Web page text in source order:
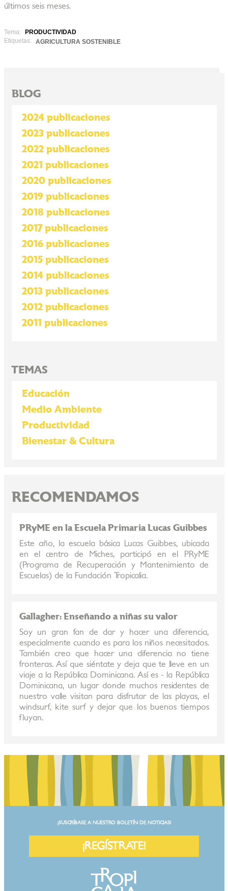
últimos seis meses.
Tema:
PRODUCTIVIDAD
Etiquetas:
AGRICULTURA SOSTENIBLE
BLOG
2024 publicaciones
2023 publicaciones
2022 publicaciones
2021 publicaciones
2020 publicaciones
2019 publicaciones
2018 publicaciones
2017 publicaciones
2016 publicaciones
2015 publicaciones
2014 publicaciones
2013 publicaciones
2012 publicaciones
2011 publicaciones
TEMAS
Educación
Medio Ambiente
Productividad
Bienestar & Cultura
RECOMENDAMOS
PRyME en la Escuela Primaria Lucas Guibbes
Este año, la escuela básica Lucas Guibbes, ubicada
en el centro de Miches, participó en el PRyME
(Programa de Recuperación y Mantenimiento de
Escuelas) de la Fundación Tropicalia.
Gallagher: Enseñando a niñas su valor
Soy un gran fan de dar y hacer una diferencia,
especialmente cuando es para los niños necesitados.
También creo que hacer una diferencia no tiene
fronteras. Así que siéntate y deja que te lleve en un
viaje a la República Dominicana. Así es - la República
Dominicana, un lugar donde muchos residentes de
nuestro valle visitan para disfrutar de las playas, el
windsurf, kite surf y dejar que los buenos tiempos
fluyan.
¡SUSCRÍBASE A NUESTRO BOLETÍN DE NOTICIAS!
¡REGÍSTRATE!